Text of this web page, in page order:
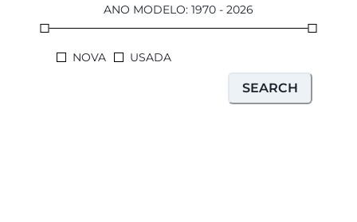
ANO MODELO: 1970 - 2026
NOVA USADA
SEARCH